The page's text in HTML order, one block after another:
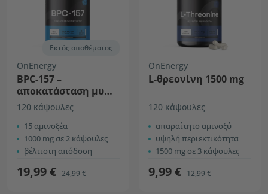
Εκτός αποθέματος
OnEnergy
BPC-157 –
αποκατάσταση μυών
και αρθρώσεων
120 κάψουλες
15 αμινοξέα
1000 mg σε 2 κάψουλες
βέλτιστη απόδοση
19,99 € 24,99 €
OnEnergy
L-θρεονίνη 1500 mg
120 κάψουλες
απαραίτητο αμινοξύ
υψηλή περιεκτικότητα
1500 mg σε 3 κάψουλες
9,99 € 12,99 €